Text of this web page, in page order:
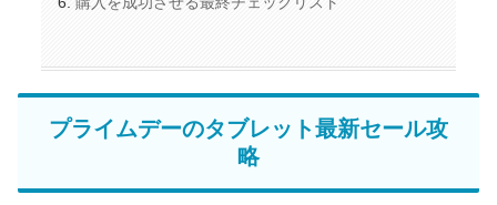
プライムデーのタブレット最新セール攻
略